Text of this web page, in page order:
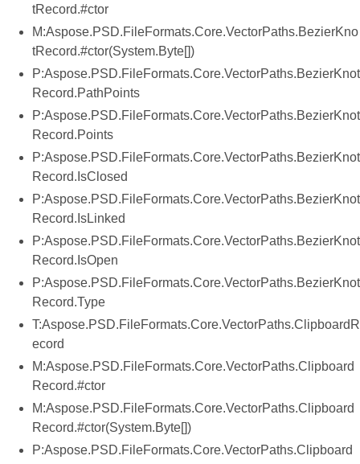
tRecord.#ctor
M:Aspose.PSD.FileFormats.Core.VectorPaths.BezierKno
tRecord.#ctor(System.Byte[])
P:Aspose.PSD.FileFormats.Core.VectorPaths.BezierKnot
Record.PathPoints
P:Aspose.PSD.FileFormats.Core.VectorPaths.BezierKnot
Record.Points
P:Aspose.PSD.FileFormats.Core.VectorPaths.BezierKnot
Record.IsClosed
P:Aspose.PSD.FileFormats.Core.VectorPaths.BezierKnot
Record.IsLinked
P:Aspose.PSD.FileFormats.Core.VectorPaths.BezierKnot
Record.IsOpen
P:Aspose.PSD.FileFormats.Core.VectorPaths.BezierKnot
Record.Type
T:Aspose.PSD.FileFormats.Core.VectorPaths.ClipboardR
ecord
M:Aspose.PSD.FileFormats.Core.VectorPaths.Clipboard
Record.#ctor
M:Aspose.PSD.FileFormats.Core.VectorPaths.Clipboard
Record.#ctor(System.Byte[])
P:Aspose.PSD.FileFormats.Core.VectorPaths.Clipboard